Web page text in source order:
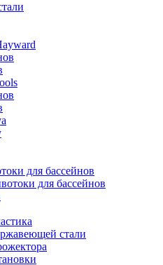
для бассейнов
для бассейнов
стали